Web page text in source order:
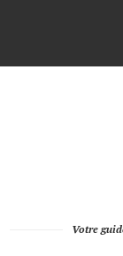
Votre